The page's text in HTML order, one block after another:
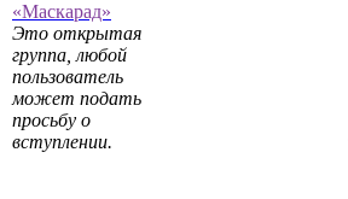
«Маскарад»
Это открытая
группа, любой
пользователь
может подать
просьбу о
вступлении.